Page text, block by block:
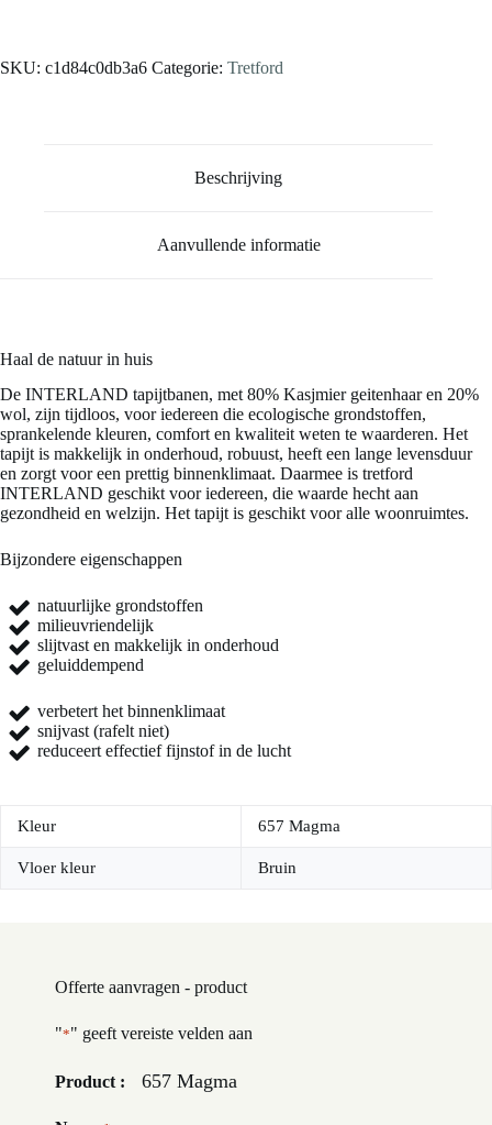
SKU: c1d84c0db3a6 Categorie: Tretford
Beschrijving
Aanvullende informatie
Haal de natuur in huis
De INTERLAND tapijtbanen, met 80% Kasjmier geitenhaar en 20%
wol, zijn tijdloos, voor iedereen die ecologische grondstoffen,
sprankelende kleuren, comfort en kwaliteit weten te waarderen. Het
tapijt is makkelijk in onderhoud, robuust, heeft een lange levensduur
en zorgt voor een prettig binnenklimaat. Daarmee is tretford
INTERLAND geschikt voor iedereen, die waarde hecht aan
gezondheid en welzijn. Het tapijt is geschikt voor alle woonruimtes.
Bijzondere eigenschappen
natuurlijke grondstoffen
milieuvriendelijk
slijtvast en makkelijk in onderhoud
geluiddempend
verbetert het binnenklimaat
snijvast (rafelt niet)
reduceert effectief fijnstof in de lucht
Kleur 657 Magma
Vloer kleur Bruin
Offerte aanvragen - product
"*" geeft vereiste velden aan
Product : 657 Magma